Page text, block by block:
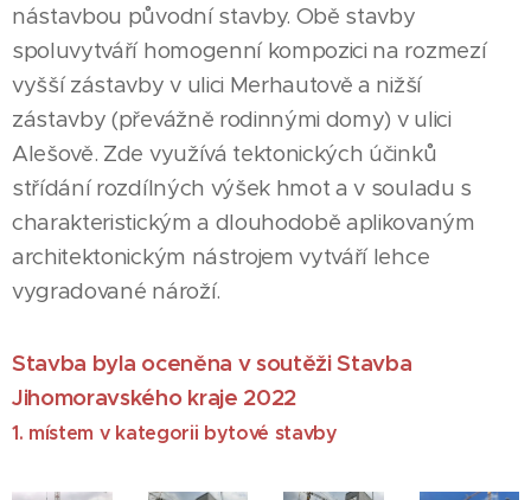
nástavbou původní stavby. Obě stavby
spoluvytváří homogenní kompozici na rozmezí
vyšší zástavby v ulici Merhautově a nižší
zástavby (převážně rodinnými domy) v ulici
Alešově. Zde využívá tektonických účinků
střídání rozdílných výšek hmot a v souladu s
charakteristickým a dlouhodobě aplikovaným
architektonickým nástrojem vytváří lehce
vygradované nároží.
Stavba byla oceněna v soutěži Stavba
Jihomoravského kraje 2022
1. místem v kategorii bytové stavby